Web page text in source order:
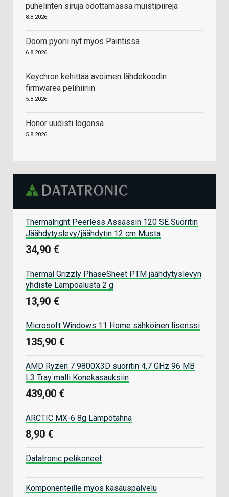
puhelinten siruja odottamassa muistipiirejä
8.8.2026
Doom pyörii nyt myös Paintissa
6.8.2026
Keychron kehittää avoimen lähdekoodin
firmwarea pelihiiriin
5.8.2026
Honor uudisti logonsa
5.8.2026
Thermalright Peerless Assassin 120 SE Suoritin
Jäähdytyslevy/jäähdytin 12 cm Musta
34,90 €
Thermal Grizzly PhaseSheet PTM jäähdytyslevyn
yhdiste Lämpöalusta 2 g
13,90 €
Microsoft Windows 11 Home sähköinen lisenssi
135,90 €
AMD Ryzen 7 9800X3D suoritin 4,7 GHz 96 MB
L3 Tray malli Konekasauksiin
439,00 €
ARCTIC MX-6 8g Lämpötahna
8,90 €
Datatronic pelikoneet
Komponenteille myös kasauspalvelu